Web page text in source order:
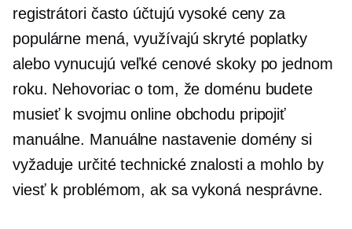
registrátori často účtujú vysoké ceny za
populárne mená, využívajú skryté poplatky
alebo vynucujú veľké cenové skoky po jednom
roku. Nehovoriac o tom, že doménu budete
musieť k svojmu online obchodu pripojiť
manuálne. Manuálne nastavenie domény si
vyžaduje určité technické znalosti a mohlo by
viesť k problémom, ak sa vykoná nesprávne.